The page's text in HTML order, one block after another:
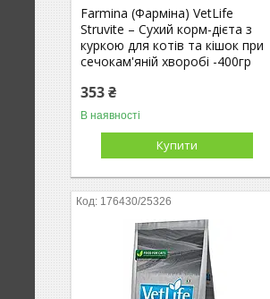
Farmina (Фарміна) VetLife
Struvite – Cухий корм-дієта з
куркою для котів та кішок при
сечокам'яній хворобі -400гр
353 ₴
В наявності
Купити
176430/25326